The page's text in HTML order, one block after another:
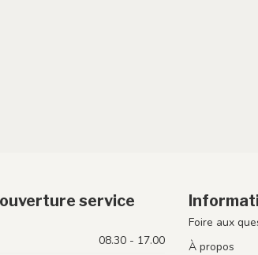
service
08.30 - 17.00
Foire aux
À propos